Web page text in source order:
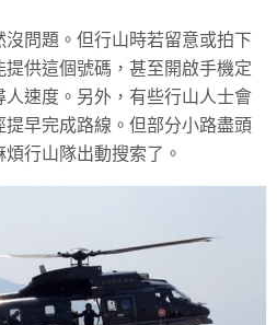
問題。但行山時若留意或拍下
供這個號碼，甚至開啟手機定
速度。另外，有些行山人士會
早完成路線。但部分小路盡頭
行山隊出動搜索了。